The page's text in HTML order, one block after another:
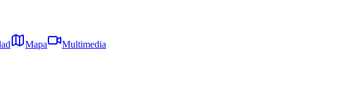
Mapa Multimedia